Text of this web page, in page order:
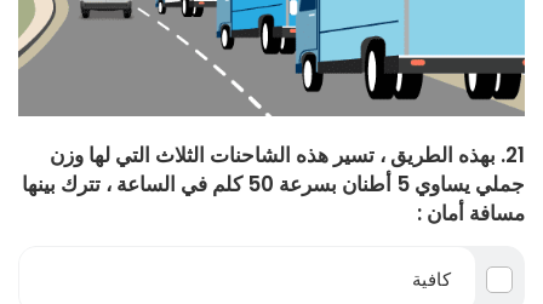
21. بهذه الطريق ، تسير هذه الشاحنات الثلاث التي لها وزن
جملي يساوي 5 أطنان بسرعة 50 كلم في الساعة ، تترك بينها
مسافة أمان :
كافية